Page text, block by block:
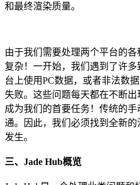
和最终渲染质量。
由于我们需要处理两个平台的
复杂！一开始，我们遇到了许
台上使用PC数据，或者非法数
失败。这些问题每天都在不断
成为我们的首要任务！传统的
通。因此，我们必须找到全新
发生。
三、Jade Hub概览